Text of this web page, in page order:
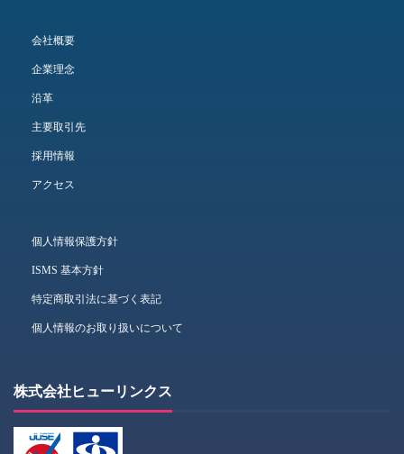
会社概要
企業理念
沿革
主要取引先
採用情報
アクセス
個人情報保護方針
ISMS 基本方針
特定商取引法に基づく表記
個人情報のお取り扱いについて
株式会社ヒューリンクス